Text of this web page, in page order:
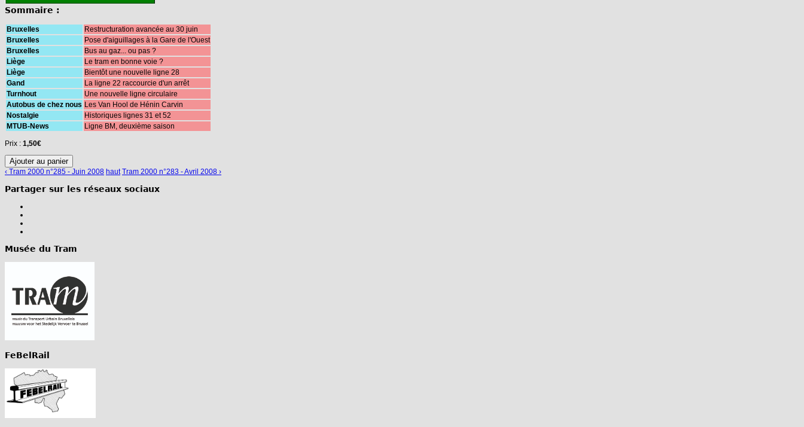
Sommaire :
Bruxelles
Restructuration avancée au 30 juin
Bruxelles
Pose d'aiguillages à la Gare de l'Ouest
Bruxelles
Bus au gaz... ou pas ?
Liège
Le tram en bonne voie ?
Liège
Bientôt une nouvelle ligne 28
Gand
La ligne 22 raccourcie d'un arrêt
Turnhout
Une nouvelle ligne circulaire
Autobus de chez nous Les Van Hool de Hénin Carvin
Nostalgie
Historiques lignes 31 et 52
MTUB-News
Ligne BM, deuxième saison
Prix : 1,50€
‹ Tram 2000 n°285 - Juin 2008 haut Tram 2000 n°283 - Avril 2008 ›
Partager sur les réseaux sociaux
Musée du Tram
FeBelRail